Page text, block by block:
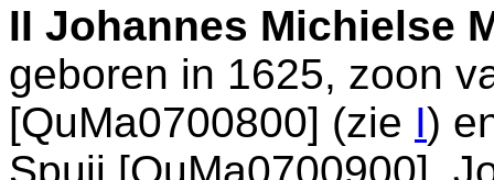
II Johannes Michielse
geboren in 1625, zoon
[QuMa0700800] (zie I)
Spuij [QuMa0700900].